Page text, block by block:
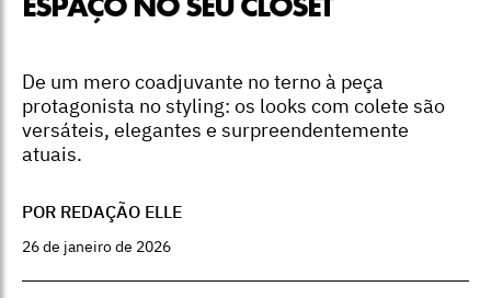
ESPAÇO NO SEU CLOSET
De um mero coadjuvante no terno à peça
protagonista no styling: os looks com colete são
versáteis, elegantes e surpreendentemente
atuais.
POR REDAÇÃO ELLE
26 de janeiro de 2026